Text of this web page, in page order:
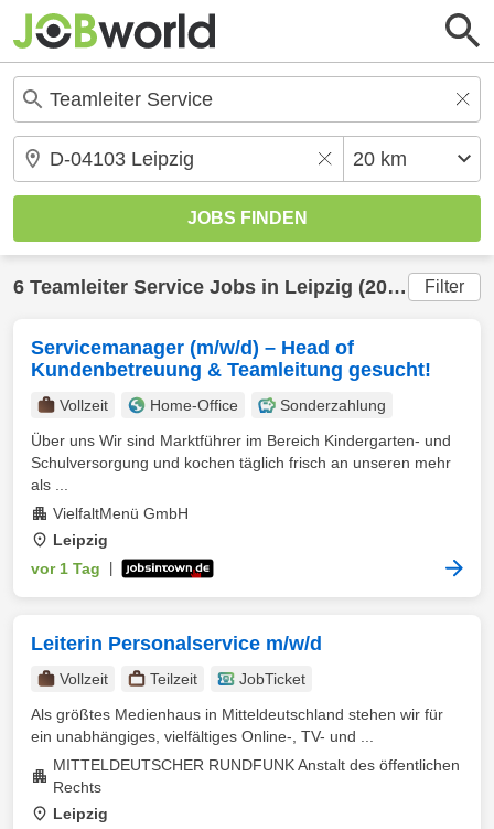
6 Teamleiter Service Jobs in Leipzig (20 km) gefunden Filter
Servicemanager (m/w/d) – Head of
Kundenbetreuung & Teamleitung gesucht!
Vollzeit Home-Office
Sonderzahlung
Über uns Wir sind Marktführer im Bereich Kindergarten- und
Schulversorgung und kochen täglich frisch an unseren mehr
als ...
VielfaltMenü GmbH
Leipzig
vor 1 Tag
Leiterin Personalservice m/w/d
Vollzeit Teilzeit
JobTicket
Als größtes Medienhaus in Mitteldeutschland stehen wir für
ein unabhängiges, vielfältiges Online-, TV- und ...
MITTELDEUTSCHER RUNDFUNK Anstalt des öffentlichen
Rechts
Leipzig